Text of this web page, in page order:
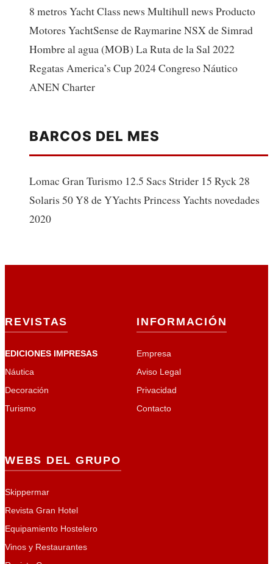
8 metros Yacht Class news Multihull news Producto
Motores YachtSense de Raymarine NSX de Simrad
Hombre al agua (MOB) La Ruta de la Sal 2022
Regatas America’s Cup 2024 Congreso Náutico
ANEN Charter
BARCOS DEL MES
Lomac Gran Turismo 12.5 Sacs Strider 15 Ryck 28
Solaris 50 Y8 de YYachts Princess Yachts novedades
2020
REVISTAS
EDICIONES IMPRESAS
Náutica
Decoración
Turismo
INFORMACIÓN
Empresa
Aviso Legal
Privacidad
Contacto
WEBS DEL GRUPO
Skippermar
Revista Gran Hotel
Equipamiento Hostelero
Vinos y Restaurantes